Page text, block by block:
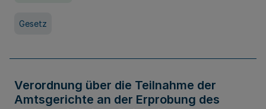
Gesetz
Verordnung über die Teilnahme der
Amtsgerichte an der Erprobung des